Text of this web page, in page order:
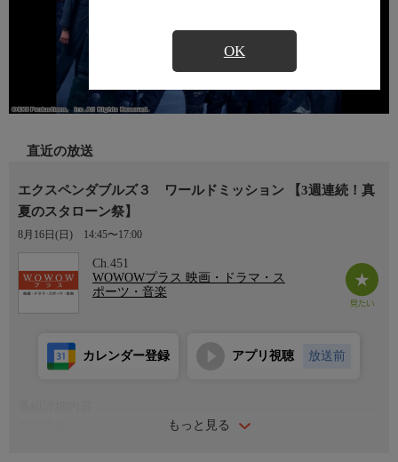
OK
直近の放送
エクスペンダブルズ３ ワールドミッション 【3週連続！真
夏のスタローン祭】
8月16日(日) 14:45〜17:00
Ch.451
WOWOWプラス 映画・ドラマ・ス
ポーツ・音楽
もっと見る
カレンダー登録 アプリ視聴 放送前